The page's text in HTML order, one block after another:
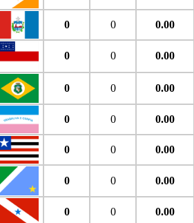
0 0 0.00
0 0 0.00
0 0 0.00
0 0 0.00
0 0 0.00
0 0 0.00
0 0 0.00